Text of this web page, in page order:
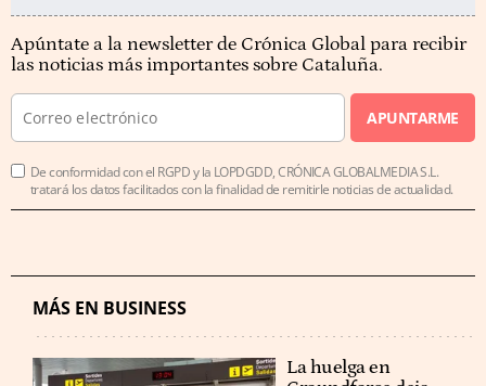
Apúntate a la newsletter de Crónica Global para recibir
las noticias más importantes sobre Cataluña.
APUNTARME
De conformidad con el RGPD y la LOPDGDD, CRÓNICA GLOBALMEDIA S.L.
tratará los datos facilitados con la finalidad de remitirle noticias de actualidad.
MÁS EN BUSINESS
La huelga en